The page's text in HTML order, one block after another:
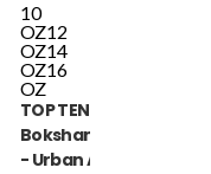
10
OZ12
OZ14
OZ16
OZ
TOP TEN
Bokshandschoen
- Urban Arts -